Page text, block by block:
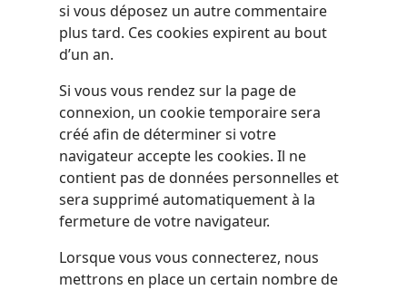
si vous déposez un autre commentaire
plus tard. Ces cookies expirent au bout
d’un an.
Si vous vous rendez sur la page de
connexion, un cookie temporaire sera
créé afin de déterminer si votre
navigateur accepte les cookies. Il ne
contient pas de données personnelles et
sera supprimé automatiquement à la
fermeture de votre navigateur.
Lorsque vous vous connecterez, nous
mettrons en place un certain nombre de